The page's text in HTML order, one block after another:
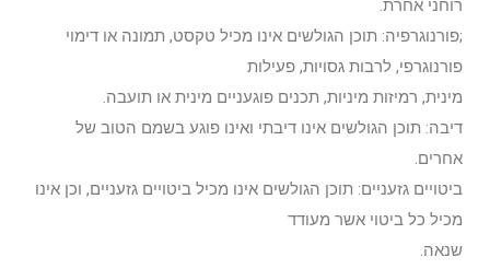
רוחני אחרת.
;פורנוגרפיה: תוכן הגולשים אינו מכיל טקסט, תמונה או דימוי
פורנוגרפי, לרבות גסויות, פעילות
מינית, רמיזות מיניות, תכנים פוגעניים מינית או תועבה.
דיבה: תוכן הגולשים אינו דיבתי ואינו פוגע בשמם הטוב של
אחרים.
ביטויים גזעניים: תוכן הגולשים אינו מכיל ביטויים גזעניים, וכן אינו
מכיל כל ביטוי אשר מעודד
שנאה.